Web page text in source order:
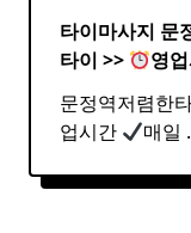
타이마사지 문
타이 >> 영
문정역저렴한
업시간
매일